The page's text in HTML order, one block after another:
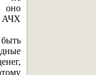
АЧХ